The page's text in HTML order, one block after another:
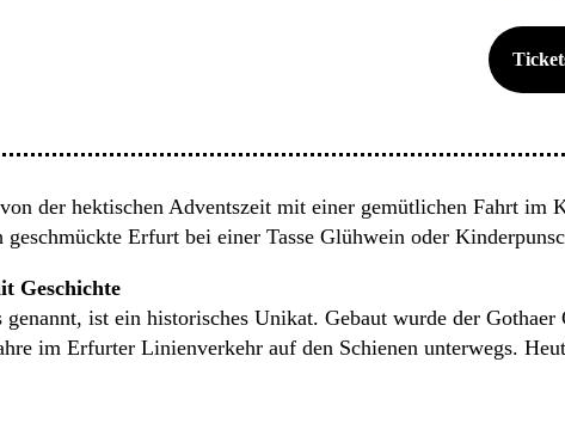
der hektischen Adventszeit mit einer gemütlichen Fahrt im
Erfurt bei einer Tasse Glühwein oder
Geschichte
genannt, ist ein historisches Unikat. Gebaut wurde der
im Erfurter Linienverkehr auf den Schienen unterwegs.